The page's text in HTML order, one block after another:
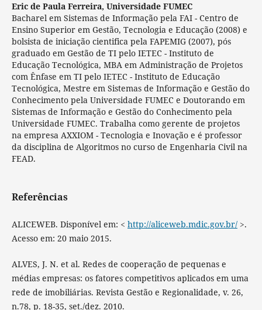
Eric de Paula Ferreira, Universidade FUMEC
Bacharel em Sistemas de Informação pela FAI - Centro de
Ensino Superior em Gestão, Tecnologia e Educação (2008) e
bolsista de iniciação cientifica pela FAPEMIG (2007), pós
graduado em Gestão de TI pelo IETEC - Instituto de
Educação Tecnológica, MBA em Administração de Projetos
com Ênfase em TI pelo IETEC - Instituto de Educação
Tecnológica, Mestre em Sistemas de Informação e Gestão do
Conhecimento pela Universidade FUMEC e Doutorando em
Sistemas de Informação e Gestão do Conhecimento pela
Universidade FUMEC. Trabalha como gerente de projetos
na empresa AXXIOM - Tecnologia e Inovação e é professor
da disciplina de Algoritmos no curso de Engenharia Civil na
FEAD.
Referências
ALICEWEB. Disponível em: < http://aliceweb.mdic.gov.br/>.
Acesso em: 20 maio 2015.
ALVES, J. N. et al. Redes de cooperação de pequenas e
médias empresas: os fatores competitivos aplicados em uma
rede de imobiliárias. Revista Gestão e Regionalidade, v. 26,
n.78, p. 18-35, set./dez. 2010.